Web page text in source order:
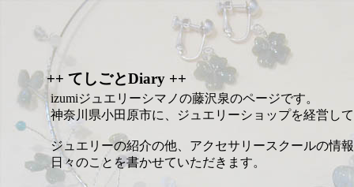
++ てしごとDiary ++
izumiジュエリーシマノの藤沢泉のページです。
神奈川県小田原市に、ジュエリーショップを経営し
ジュエリーの紹介の他、アクセサリースクールの情
日々のことを書かせていただきます。